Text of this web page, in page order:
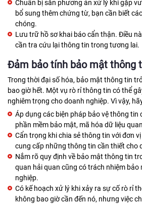
Chuẩn bị sẵn phương án xử lý khi gặp
bổ sung thêm chứng từ, bạn cần biết
chóng.
Lưu trữ hồ sơ khai báo cẩn thận. Điều
cần tra cứu lại thông tin trong tương lai.
Đảm bảo tính bảo mật thông
Trong thời đại số hóa, bảo mật thông tin
bao giờ hết. Một vụ rò rỉ thông tin có thể
nghiêm trọng cho doanh nghiệp. Vì vậy,
Áp dụng các biện pháp bảo vệ thông tin
phần mềm bảo mật, mã hóa dữ liệu
Cẩn trọng khi chia sẻ thông tin với đơn
cung cấp những thông tin cần thiết cho
Nắm rõ quy định về bảo mật thông tin
quan hải quan cũng có trách nhiệm
nghiệp.
Có kế hoạch xử lý khi xảy ra sự cố rò rỉ
không bao giờ cần đến nó, nhưng việc